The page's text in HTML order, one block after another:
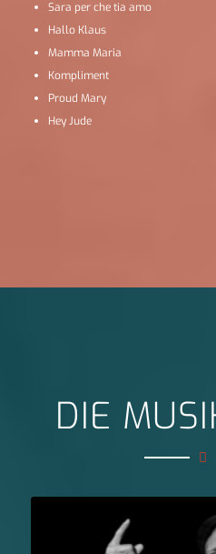
Sara per che tia amo
Hallo Klaus
Mamma Maria
Kompliment
Proud Mary
Hey Jude
DIE